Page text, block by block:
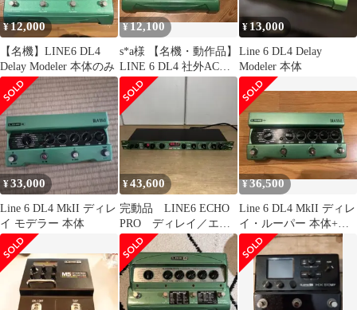
¥12,000
【名機】LINE6 DL4
Delay Modeler 本体のみ
¥12,100
s*a様 【名機・動作品】
LINE 6 DL4 社外ACア
ダプター付
¥ 13,000
Line 6 DL4 Delay
Modeler 本体
¥33,000
Line 6 DL4 MkII ディレ
イ モデラー 本体
¥43,600
完動品 LINE6 ECHO
PRO ディレイ／エコ
ー／ループサンプラー
¥36,500
Line 6 DL4 MkII ディレ
イ・ルーパー 本体+外
箱